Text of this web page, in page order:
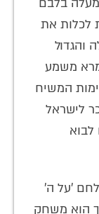
לכלות את
והגדול
משמע
המשיח
לישראל
לבוא
'על ה'
הוא משחק